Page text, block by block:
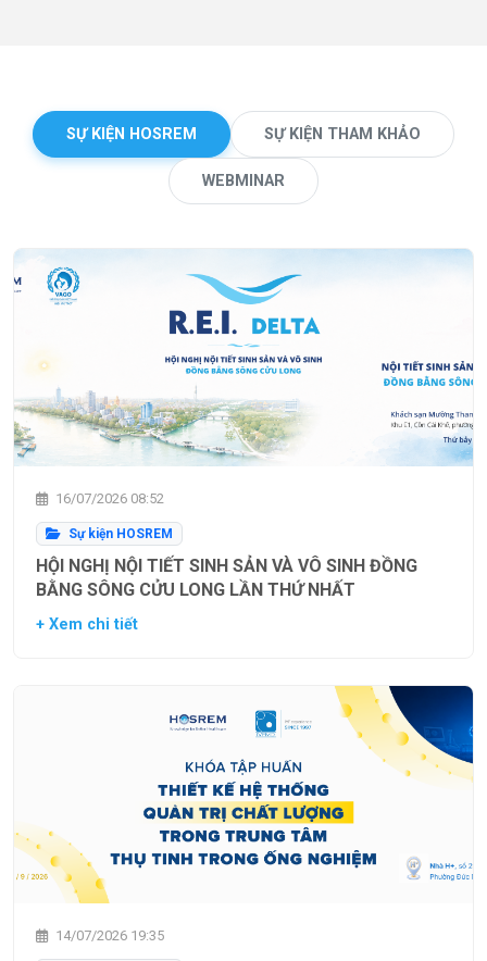
SỰ KIỆN HOSREM SỰ KIỆN THAM KHẢO
WEBMINAR
16/07/2026 08:52
Sự kiện HOSREM
HỘI NGHỊ NỘI TIẾT SINH SẢN VÀ VÔ SINH ĐỒNG
BẰNG SÔNG CỬU LONG LẦN THỨ NHẤT
+ Xem chi tiết
14/07/2026 19:35